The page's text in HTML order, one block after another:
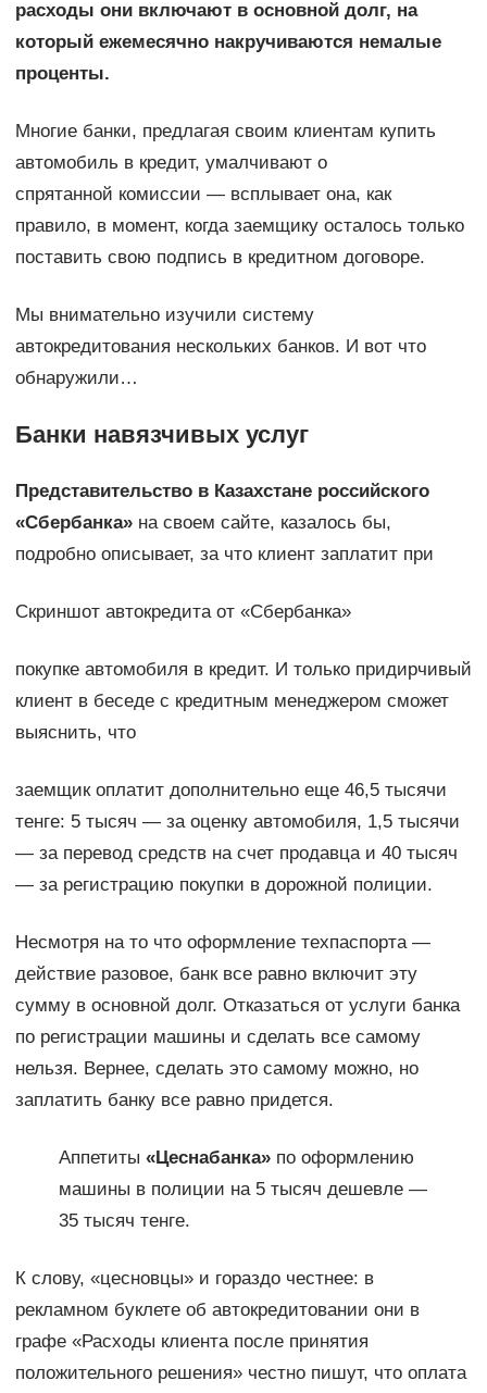
расходы они включают в основной долг, на
который ежемесячно накручиваются немалые
проценты.
Многие банки, предлагая своим клиентам купить
автомобиль в кредит, умалчивают о
спрятанной комиссии — всплывает она, как
правило, в момент, когда заемщику осталось только
поставить свою подпись в кредитном договоре.
Мы внимательно изучили систему
автокредитования нескольких банков. И вот что
обнаружили…
Банки навязчивых услуг
Представительство в Казахстане российского
«Сбербанка»на своем сайте, казалось бы,
подробно описывает, за что клиент заплатит при
Скриншот автокредита от «Сбербанка»
покупке автомобиля в кредит. И только придирчивый
клиент в беседе с кредитным менеджером сможет
выяснить, что
заемщик оплатит дополнительно еще 46,5 тысячи
тенге: 5 тысяч — за оценку автомобиля, 1,5 тысячи
— за перевод средств на счет продавца и 40 тысяч
— за регистрацию покупки в дорожной полиции.
Несмотря на то что оформление техпаспорта —
действие разовое, банк все равно включит эту
сумму в основной долг. Отказаться от услуги банка
по регистрации машины и сделать все самому
нельзя. Вернее, сделать это самому можно, но
заплатить банку все равно придется.
Аппетиты «Цеснабанка»по оформлению
машины в полиции на 5 тысяч дешевле —
35 тысяч тенге.
К слову, «цесновцы» и гораздо честнее: в
рекламном буклете об автокредитовании они в
графе «Расходы клиента после принятия
положительного решения» честно пишут, что оплата